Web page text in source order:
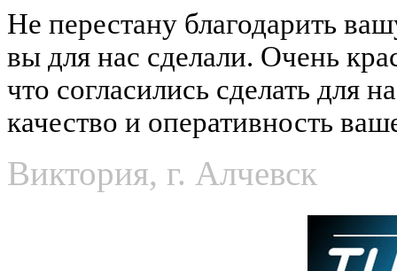
Не перестану благодарить
вы для нас сделали. Очень
что согласились сделать для
качество и оперативность
Виктория, г. Алчевск